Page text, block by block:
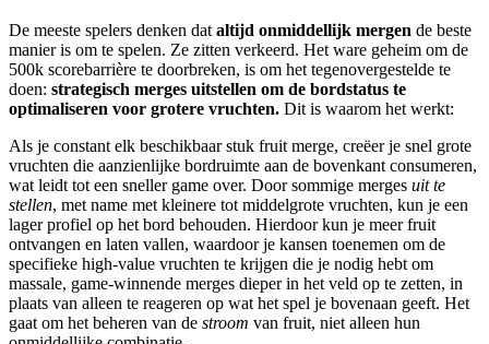
De meeste spelers denken dat altijd onmiddellijk mergen de beste
manier is om te spelen. Ze zitten verkeerd. Het ware geheim om de
500k scorebarrière te doorbreken, is om het tegenovergestelde te
doen: strategisch merges uitstellen om de bordstatus te
optimaliseren voor grotere vruchten. Dit is waarom het werkt:
Als je constant elk beschikbaar stuk fruit merge, creëer je snel grote
vruchten die aanzienlijke bordruimte aan de bovenkant consumeren,
wat leidt tot een sneller game over. Door sommige merges uit te
stellen, met name met kleinere tot middelgrote vruchten, kun je een
lager profiel op het bord behouden. Hierdoor kun je meer fruit
ontvangen en laten vallen, waardoor je kansen toenemen om de
specifieke high-value vruchten te krijgen die je nodig hebt om
massale, game-winnende merges dieper in het veld op te zetten, in
plaats van alleen te reageren op wat het spel je bovenaan geeft. Het
gaat om het beheren van de stroom van fruit, niet alleen hun